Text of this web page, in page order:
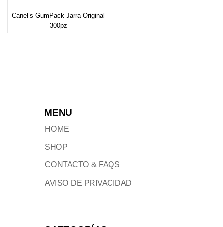
Canel’s GumPack Jarra Original
300pz
MENU
HOME
SHOP
CONTACTO & FAQS
AVISO DE PRIVACIDAD